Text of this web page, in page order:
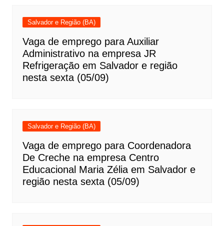
Salvador e Região (BA)
Vaga de emprego para Auxiliar
Administrativo na empresa JR
Refrigeração em Salvador e região
nesta sexta (05/09)
Salvador e Região (BA)
Vaga de emprego para Coordenadora
De Creche na empresa Centro
Educacional Maria Zélia em Salvador e
região nesta sexta (05/09)